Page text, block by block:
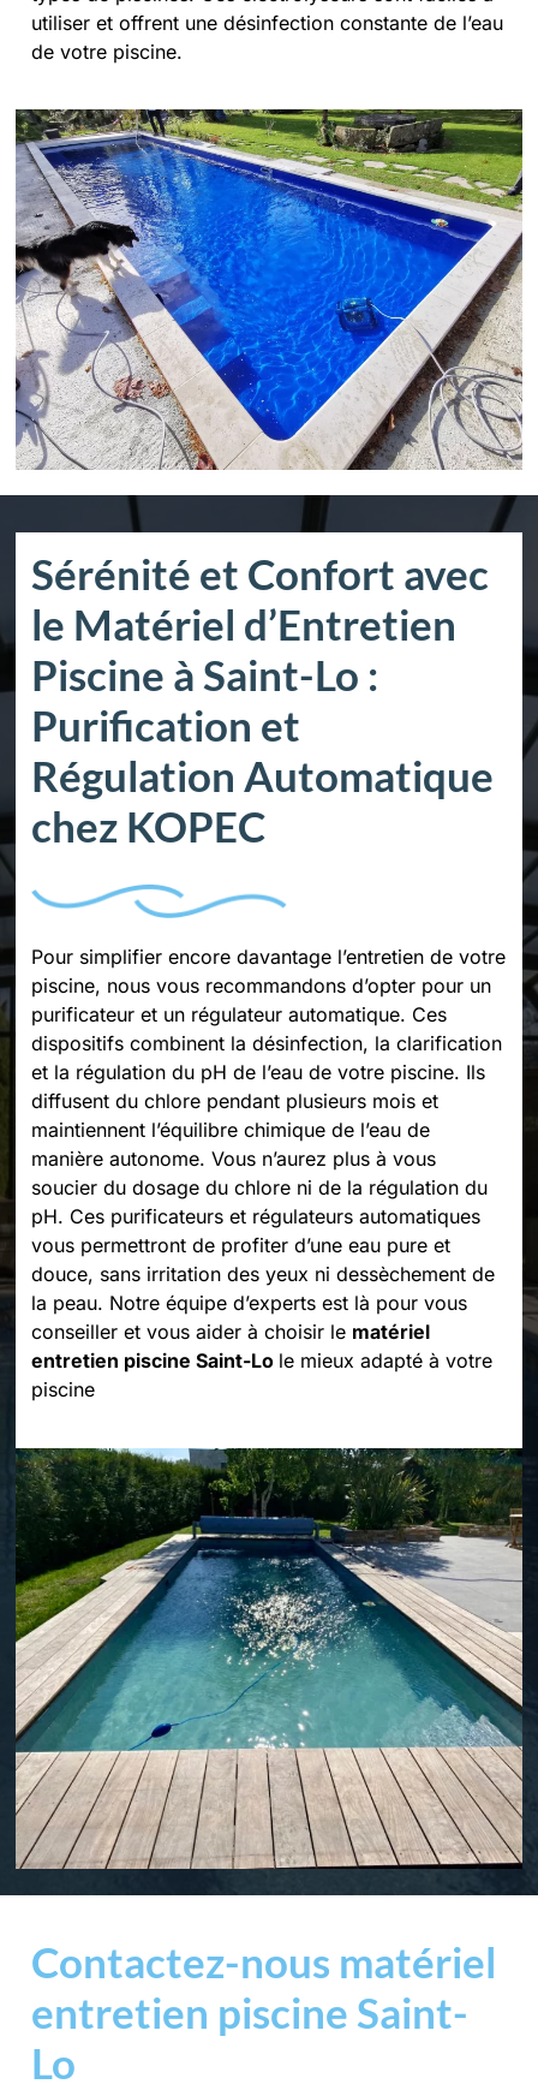
utiliser et offrent une désinfection constante de l’eau
de votre piscine.
Sérénité et Confort avec
le Matériel d’Entretien
Piscine à Saint-Lo :
Purification et
Régulation Automatique
chez KOPEC
Pour simplifier encore davantage l’entretien de votre
piscine, nous vous recommandons d’opter pour un
purificateur et un régulateur automatique. Ces
dispositifs combinent la désinfection, la clarification
et la régulation du pH de l’eau de votre piscine. Ils
diffusent du chlore pendant plusieurs mois et
maintiennent l’équilibre chimique de l’eau de
manière autonome. Vous n’aurez plus à vous
soucier du dosage du chlore ni de la régulation du
pH. Ces purificateurs et régulateurs automatiques
vous permettront de profiter d’une eau pure et
douce, sans irritation des yeux ni dessèchement de
la peau. Notre équipe d’experts est là pour vous
conseiller et vous aider à choisir le matériel
entretien piscine Saint-Lo le mieux adapté à votre
piscine
Contactez-nous matériel
entretien piscine Saint-
Lo